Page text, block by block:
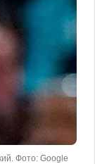
Фото: Google